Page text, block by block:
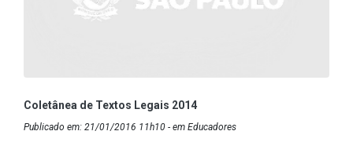
Coletânea de Textos Legais 2014
Publicado em: 21/01/2016 11h10 - em Educadores